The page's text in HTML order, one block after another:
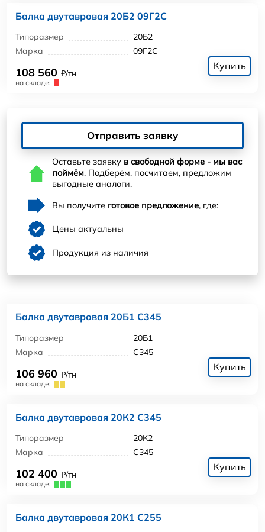
Балка двутавровая 20Б2 09Г2С
Типоразмер
20Б2
Марка
09Г2С
108 560 ₽/тн
на складе:
Купить
Отправить заявку
Оставьте заявку в свободной форме - мы вас
поймём. Подберём, посчитаем, предложим
выгодные аналоги.
Вы получите готовое предложение, где:
Цены актуальны
Продукция из наличия
Балка двутавровая 20Б1 С345
Типоразмер
20Б1
Марка
С345
106 960 ₽/тн
на складе:
Купить
Балка двутавровая 20К2 С345
Типоразмер
20К2
Марка
С345
102 400 ₽/тн
на складе:
Купить
Балка двутавровая 20К1 С255